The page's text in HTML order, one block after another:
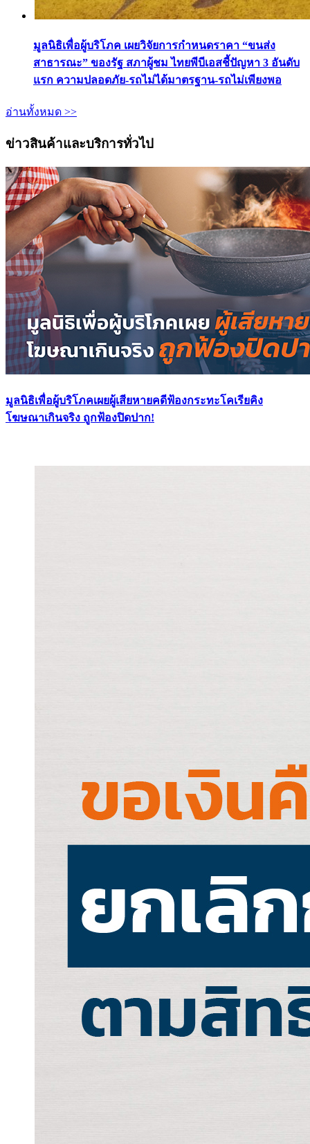
มูลนิธิเพื่อผู้บริโภค เผยวิจัยการกำหนดราคา “ขนส่ง
สาธารณะ” ของรัฐ สภาผู้ชม ไทยพีบีเอสชี้ปัญหา 3 อันดับ
แรก ความปลอดภัย-รถไม่ได้มาตรฐาน-รถไม่เพียงพอ
อ่านทั้งหมด >>
ข่าวสินค้าและบริการทั่วไป
มูลนิธิเพื่อผู้บริโภคเผยผู้เสียหายคดีฟ้องกระทะโคเรียคิง
โฆษณาเกินจริง ถูกฟ้องปิดปาก!